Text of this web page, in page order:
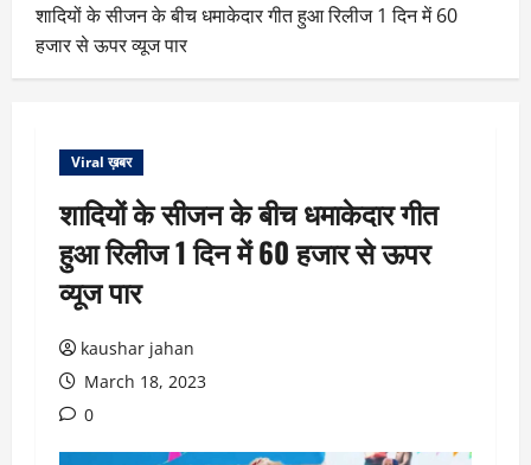
शादियों के सीजन के बीच धमाकेदार गीत हुआ रिलीज 1 दिन में 60
हजार से ऊपर व्यूज पार
Viral ख़बर
शादियों के सीजन के बीच धमाकेदार गीत
हुआ रिलीज 1 दिन में 60 हजार से ऊपर
व्यूज पार
kaushar jahan
March 18, 2023
0